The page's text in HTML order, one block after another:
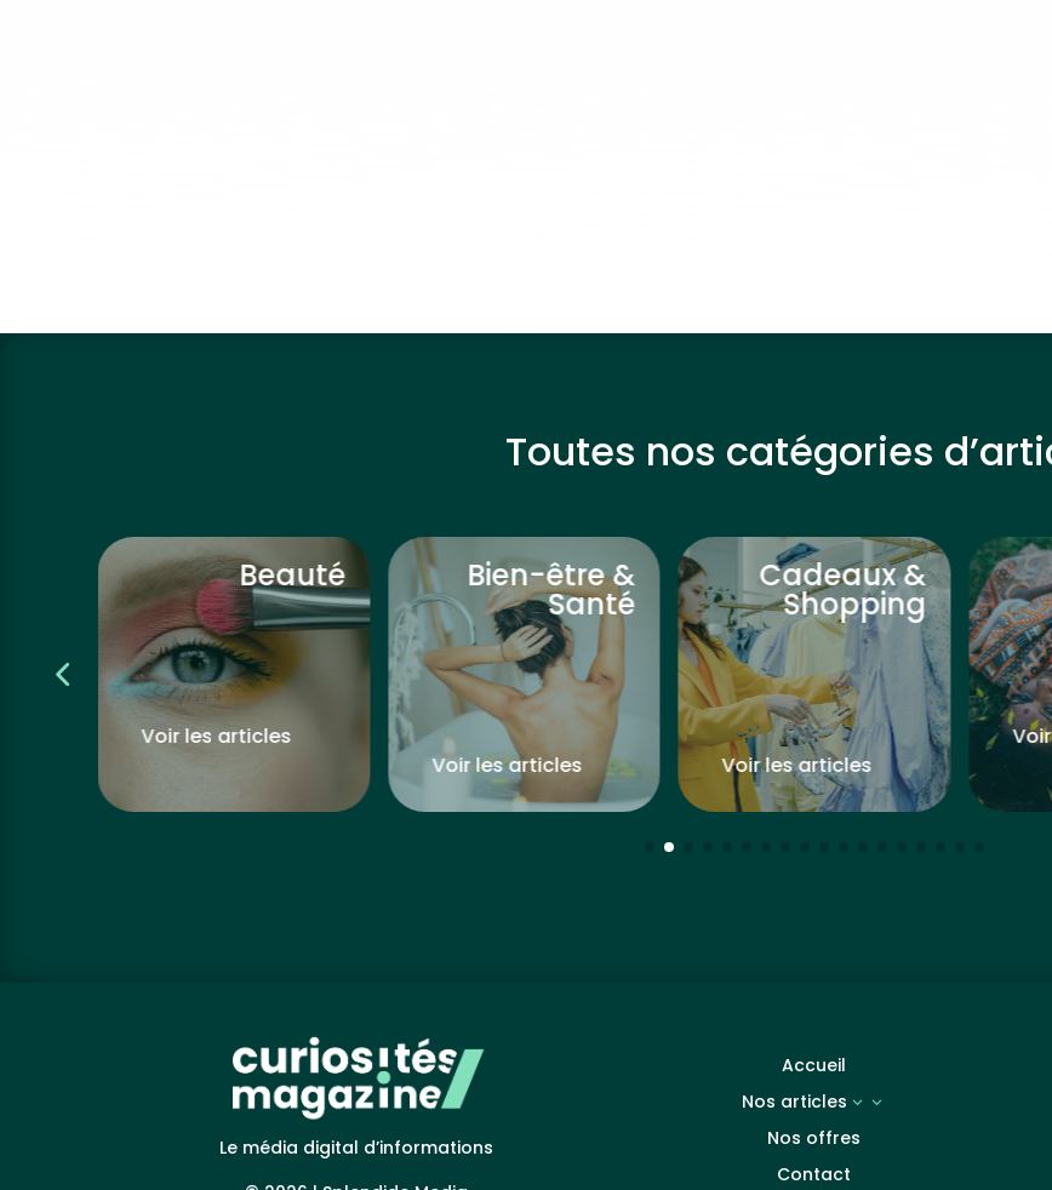
Toutes nos catégories
Beauté
Voir les articles
Bien-être &
Santé
Voir les articles
Cadeaux &
Shopping
Voir les articles
Le média digital d’informations
Accueil
Nos articles
3
Nos offres
Contact